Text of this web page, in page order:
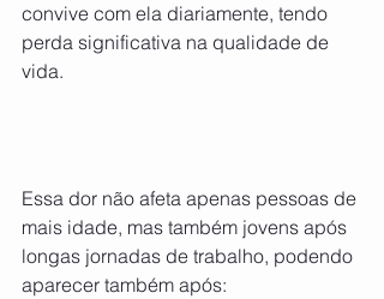
convive com ela diariamente, tendo
perda significativa na qualidade de
vida.
Essa dor não afeta apenas pessoas de
mais idade, mas também jovens após
longas jornadas de trabalho, podendo
aparecer também após: